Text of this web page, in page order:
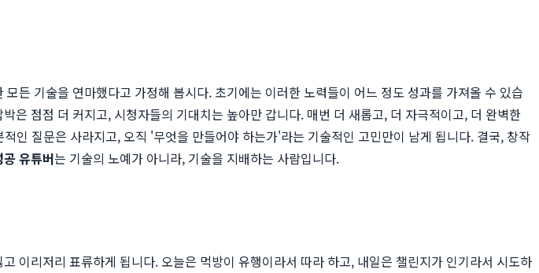
든 기술을 연마했다고 가정해 봅시다. 초기에는 이러한 노력들이 어느 정도 성과를 가져올 수 있습
은 점점 더 커지고, 시청자들의 기대치는 높아만 갑니다. 매번 더 새롭고, 더 자극적이고, 더 완벽한
인 질문은 사라지고, 오직 '무엇을 만들어야 하는가'라는 기술적인 고민만이 남게 됩니다. 결국, 창작
공 유튜버는 기술의 노예가 아니라, 기술을 지배하는 사람입니다.
이리저리 표류하게 됩니다. 오늘은 먹방이 유행이라서 따라 하고, 내일은 챌린지가 인기라서 시도하